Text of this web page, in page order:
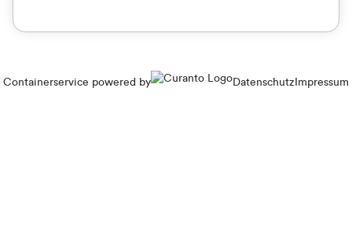
Containerservice powered by Datenschutz Impressum